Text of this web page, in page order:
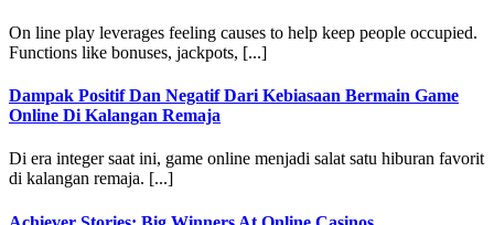
On line play leverages feeling causes to help keep people occupied.
Functions like bonuses, jackpots, [...]
Dampak Positif Dan Negatif Dari Kebiasaan Bermain Game
Online Di Kalangan Remaja
Di era integer saat ini, game online menjadi salat satu hiburan favorit
di kalangan remaja. [...]